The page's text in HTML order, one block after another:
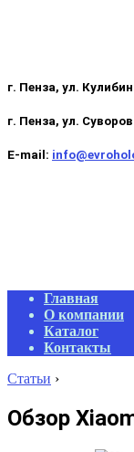
г. Пенза, ул.
г. Пенза, ул.
E-mail:
Primary
Navigation
Menu
Главная
О компании
Каталог
Контакты
Статьи ›
Обзор